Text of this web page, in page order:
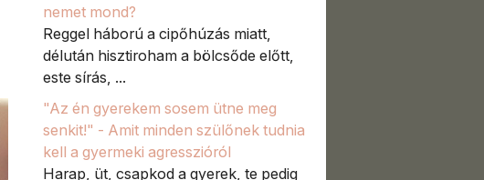
nemet mond?
Reggel háború a cipőhúzás miatt,
délután hisztiroham a bölcsőde előtt,
este sírás, ...
"Az én gyerekem sosem ütne meg
senkit!" - Amit minden szülőnek tudnia
kell a gyermeki agresszióról
Harap, üt, csapkod a gyerek, te pedig